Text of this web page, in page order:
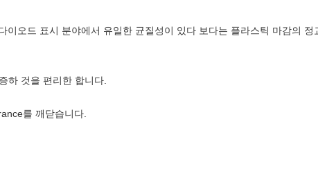
오드 표시 분야에서 유일한 균질성이 있다 보다는 플라스틱 마감의 정
하 것을 편리한 합니다.
를 깨닫습니다.